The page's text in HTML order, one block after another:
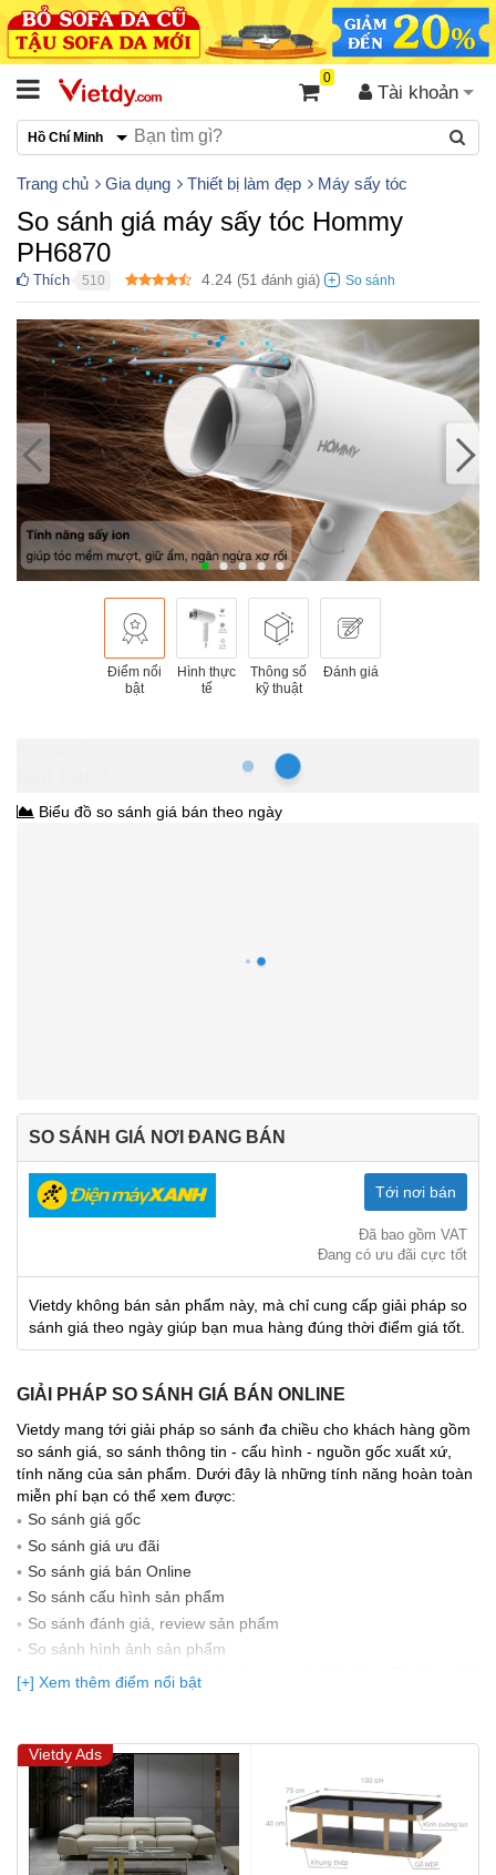
Tài khoản
0
Hồ Chí Minh
Trang chủ Gia dụng Thiết bị làm đẹp Máy sấy tóc
So sánh giá máy sấy tóc Hommy
PH6870
Thích 510 4.24 (51 đánh giá)
Điểm nổi
bật
Hình thực
tế
Thông số
kỹ thuật
Đánh giá
Biểu đồ so sánh giá bán theo ngày
SO SÁNH GIÁ NƠI ĐANG BÁN
Tới nơi bán
Đã bao gồm VAT
Đang có ưu đãi cực tốt
Vietdy không bán sản phẩm này, mà chỉ cung cấp giải pháp so
sánh giá theo ngày giúp bạn mua hàng đúng thời điểm giá tốt.
GIẢI PHÁP SO SÁNH GIÁ BÁN ONLINE
Vietdy mang tới giải pháp so sánh đa chiều cho khách hàng gồm
so sánh giá, so sánh thông tin - cấu hình - nguồn gốc xuất xứ,
tính năng của sản phẩm. Dưới đây là những tính năng hoàn toàn
miễn phí bạn có thể xem được:
So sánh giá gốc
So sánh giá ưu đãi
So sánh giá bán Online
So sánh cấu hình sản phẩm
So sánh đánh giá, review sản phẩm
So sảnh hình ảnh sản phẩm
(Bạn đang được xem so sánh giá, xem giá biến động Realtime 10
lần cập nhật gần nhất)
[+] Xem thêm điểm nổi bật
Vietdy Ads